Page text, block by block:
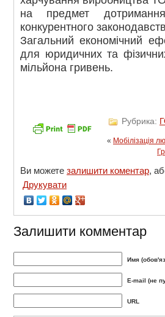
на предмет
конкурентного
Загальний економічний
для юридичних та
мільйона гривень.
Рубрика:
« Мобілізація
Ви можете залишити коментар,
Друкувати
Залишити комментар
Имя
E-mail (не
URL